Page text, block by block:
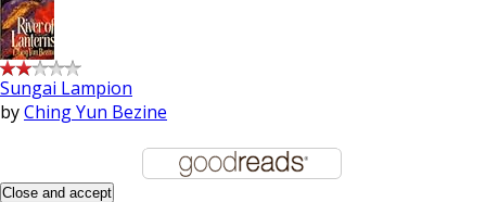
Sungai Lampion
byChing Yun Bezine